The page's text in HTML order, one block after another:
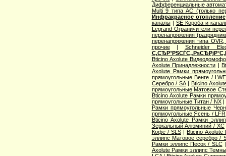
Дифференциальные
Multi 9 типа АС (только
Инфракрасное отопление
каналы| SE Короба и
Legrand Ограничители
перенапряжения
перенапряжения типа
прочие|Schneider
Bticino Axolute
Axolute Принадлежности |
Axolute Рамки
прямоугольные Венге / LWE
Серебро / SA|Bticino
прямоугольные Матовое
Bticino Axolute Рамки
прямоугольные Титан / NX|
Рамки прямоугольные
прямоугольные Ясень / LFR
Bticino Axolute Рамки
Зеркальный Алюминий / XC
Кофе / SLS|Bticino Axolute
эллипс Матовое серебро /
Рамки эллипс Песок / SLC
Axolute Рамки эллипс